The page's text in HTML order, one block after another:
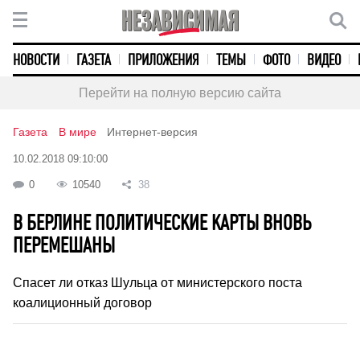
НОВОСТИ ГАЗЕТА ПРИЛОЖЕНИЯ ТЕМЫ ФОТО ВИДЕО
Перейти на полную версию сайта
Газета В мире Интернет-версия
10.02.2018 09:10:00
0 10540 38
В БЕРЛИНЕ ПОЛИТИЧЕСКИЕ КАРТЫ ВНОВЬ
ПЕРЕМЕШАНЫ
Спасет ли отказ Шульца от министерского поста
коалиционный договор